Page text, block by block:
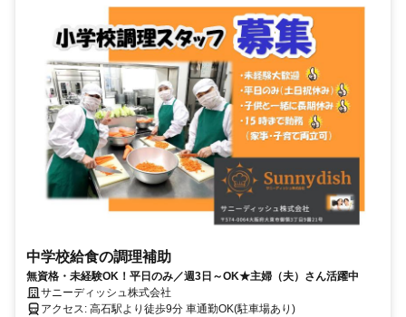
中学校給食の調理補助
無資格・未経験OK！平日のみ／週3日～OK★主婦（夫）さん活躍中
サニーディッシュ株式会社
アクセス: 高石駅より徒歩9分 車通勤OK(駐車場あり)